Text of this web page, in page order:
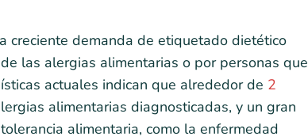
creciente demanda de etiquetado dietético
las alergias alimentarias o por personas que
actuales indican que alrededor de 2
alimentarias diagnosticadas, y un gran
alimentaria, como la enfermedad